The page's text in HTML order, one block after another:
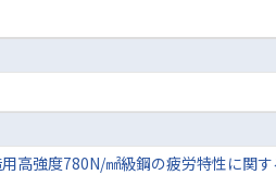
高強度780N/㎟級鋼の疲労特性に関